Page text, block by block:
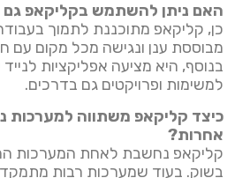
האם ניתן להשתמש בקליקאפ
כן, קליקאפ מתוכננת לתמוך
מבוססת ענן ונגישה מכל מקום עם
בנוסף, היא מציעה אפליקציות
למשימות ופרויקטים גם בדרכים.
כיצד קליקאפ משתווה למערכות
אחרות?
קליקאפ נחשבת לאחת המערכות
בשוק. בעוד שמערכות רבות